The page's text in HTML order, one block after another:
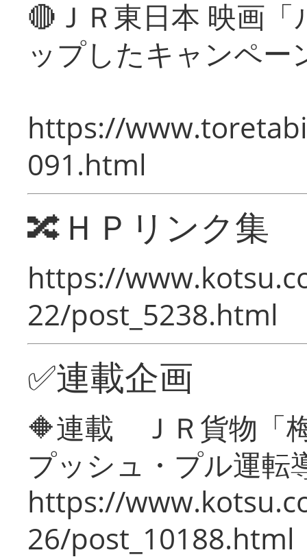
🔴ＪＲ東日本 映画
ップしたキャンペー
https://
091.html
🔀ＨＰリンク集
https://
22/post_5238.html
✅連載企画
🔶連載 ＪＲ貨物「
プッシュ・プル運転
https://
26/post_10188.html